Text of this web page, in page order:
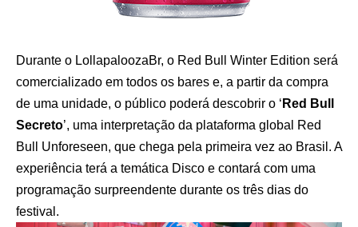
Durante o LollapaloozaBr, o Red Bull Winter Edition será
comercializado em todos os bares e, a partir da compra
de uma unidade, o público poderá descobrir o ‘ Red Bull
Secreto’, uma interpretação da plataforma global Red
Bull Unforeseen, que chega pela primeira vez ao Brasil. A
experiência terá a temática Disco e contará com uma
programação surpreendente durante os três dias do
festival.